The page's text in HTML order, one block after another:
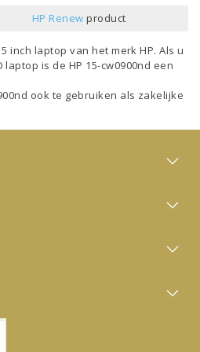
HP Renew product
inch laptop van het merkHP. Als u
laptop is de HP 15-cw0900nd een
ook te gebruiken als zakelijke